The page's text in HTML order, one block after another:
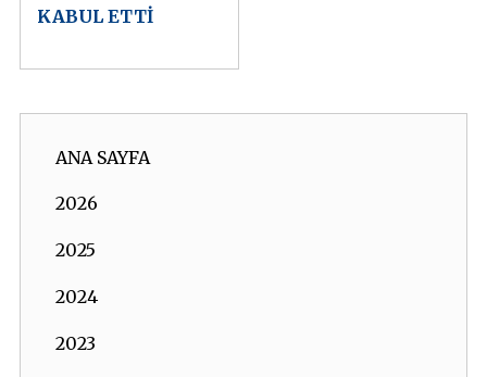
KABUL ETTİ
ANA SAYFA
2026
2025
2024
2023